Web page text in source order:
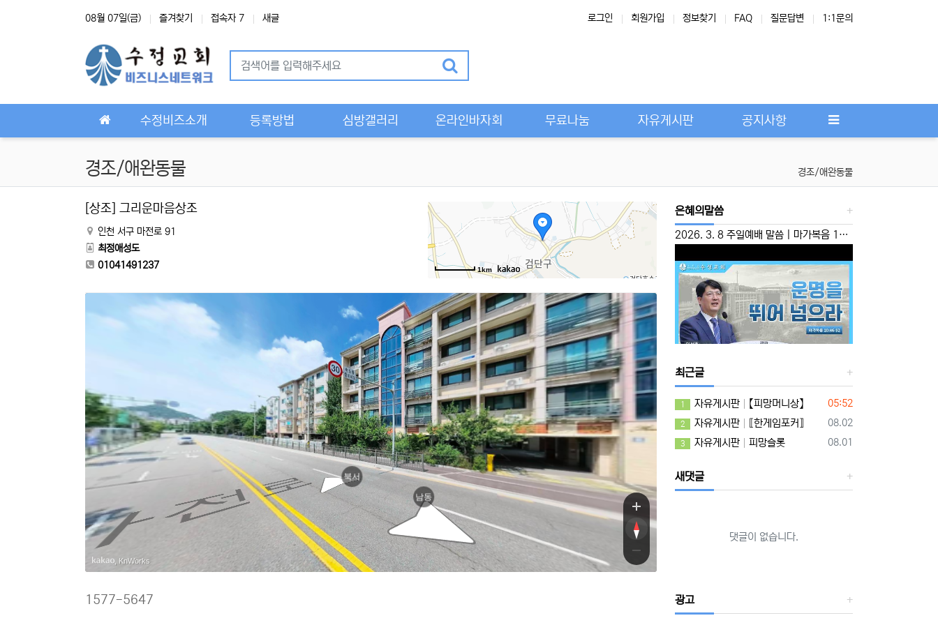
08월 07일(금) 즐겨찾기 접속자 7 새글 로그인 회원가입 정보찾기 FAQ 질문답변 1:1문의
수정비즈소개 등록방법 심방갤러리 온라인바자회 무료나눔 자유게시판 공지사항
경조/애완동물 경조/애완동물
[상조] 그리운마음상조
인천 서구 마전로 91
최정애성도
01041491237
1km
로
전로
북서
남동
, KnWorks
1577-5647
은혜의말씀
2026. 3. 8 주일예배 말씀 | 마가복음 10:46-52 | ‘운명을 뛰어 넘으라’ 이성준 담임목사
최근글
등록일
05:52
1 자유게시판 【피망머니상】
등록일
08.02
2 자유게시판 ⟦한게임포커⟧
등록일
08.01
3 자유게시판 피망슬롯
새댓글
댓글이 없습니다.
광고